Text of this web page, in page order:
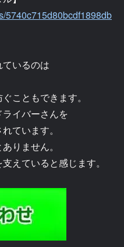
5740c715d80bcdf1898db
いるのは
こともできます。
イバーさんを
ています。
りません。
えていると感じます。